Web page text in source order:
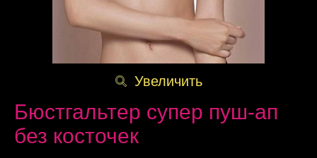
Увеличить
Бюстгальтер супер пуш-ап
без косточек